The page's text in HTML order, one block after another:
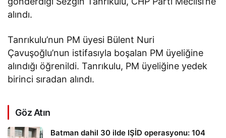
alındı.
Tanrıkulu’nun PM üyesi Bülent Nuri
Çavuşoğlu’nun istifasıyla boşalan PM üyeliğine
alındığı öğrenildi. Tanrıkulu, PM üyeliğine yedek
birinci sıradan alındı.
Göz Atın
Batman dahil 30 ilde IŞİD operasyonu: 104